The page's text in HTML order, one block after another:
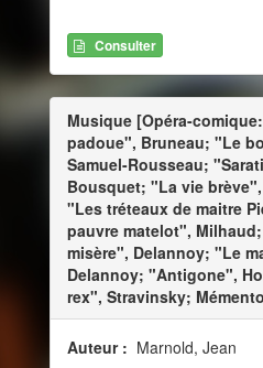
Consulter
Musique [Opéra-
padoue", Bruneau; "Le
Samuel-Rousseau;
Bousquet; "La vie
"Les tréteaux de maitre
pauvre matelot",
misère", Delannoy; "Le
Delannoy; "Antigone",
rex", Stravinsky;
Auteur : Marnold, Jean